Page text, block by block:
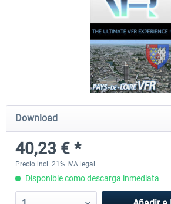
Mega Airport Frankfurt V2.0
30,45 € *
Download
40,23 € *
Precio incl. 21% IVA legal
Disponible como descarga inmediata